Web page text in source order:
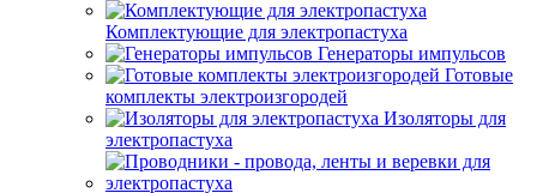
Комплектующие для электропастуха
Генераторы импульсов
Готовые
комплекты электроизгородей
Изоляторы для
электропастуха